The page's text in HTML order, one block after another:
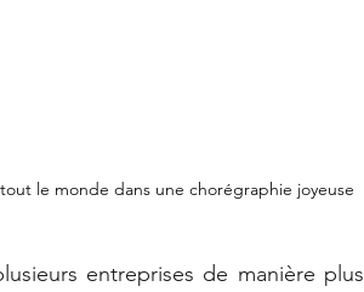
le monde dans une chorégraphie joyeuse
entreprises de manière plus